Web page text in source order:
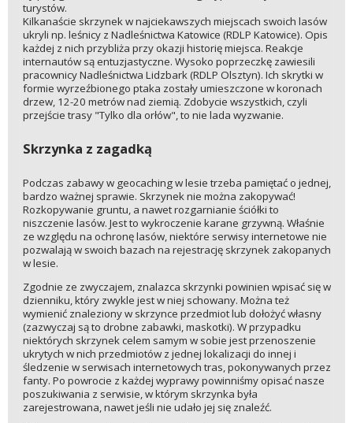
turystów.
Kilkanaście skrzynek w najciekawszych miejscach swoich lasów
ukryli np. leśnicy z Nadleśnictwa Katowice (RDLP Katowice). Opis
każdej z nich przybliża przy okazji historię miejsca. Reakcje
internautów są entuzjastyczne. Wysoko poprzeczkę zawiesili
pracownicy Nadleśnictwa Lidzbark (RDLP Olsztyn). Ich skrytki w
formie wyrzeźbionego ptaka zostały umieszczone w koronach
drzew, 12-20 metrów nad ziemią. Zdobycie wszystkich, czyli
przejście trasy "Tylko dla orłów", to nie lada wyzwanie.
Skrzynka z zagadką
Podczas zabawy w geocaching w lesie trzeba pamiętać o jednej,
bardzo ważnej sprawie. Skrzynek nie można zakopywać!
Rozkopywanie gruntu, a nawet rozgarnianie ściółki to
niszczenie lasów. Jest to wykroczenie karane grzywną. Właśnie
ze względu na ochronę lasów, niektóre serwisy internetowe nie
pozwalają w swoich bazach na rejestrację skrzynek zakopanych
w lesie.
Zgodnie ze zwyczajem, znalazca skrzynki powinien wpisać się w
dzienniku, który zwykle jest w niej schowany. Można też
wymienić znaleziony w skrzynce przedmiot lub dołożyć własny
(zazwyczaj są to drobne zabawki, maskotki). W przypadku
niektórych skrzynek celem samym w sobie jest przenoszenie
ukrytych w nich przedmiotów z jednej lokalizacji do innej i
śledzenie w serwisach internetowych tras, pokonywanych przez
fanty. Po powrocie z każdej wyprawy powinniśmy opisać nasze
poszukiwania z serwisie, w którym skrzynka była
zarejestrowana, nawet jeśli nie udało jej się znaleźć.